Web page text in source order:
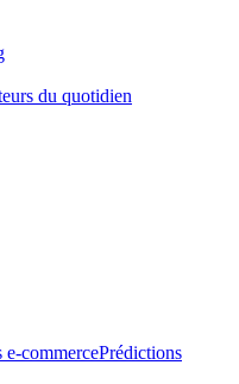
du quotidien
e-commercePrédictions